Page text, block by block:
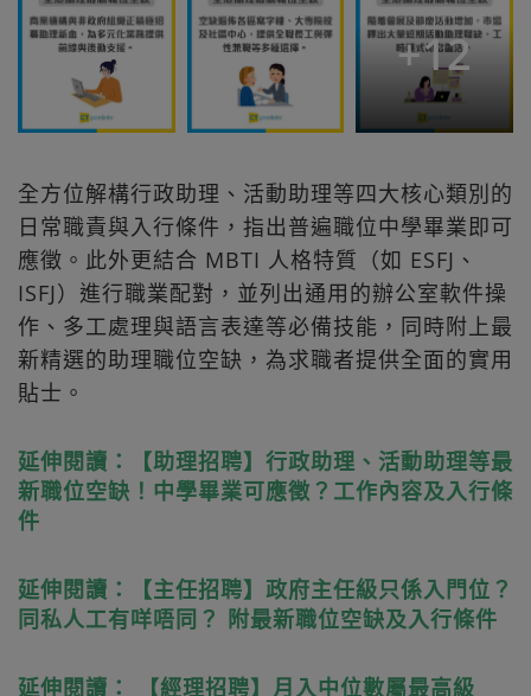
+12
全方位解構行政助理、活動助理等四大核心類別的
日常職責與入行條件，指出普遍職位中學畢業即可
應徵。此外更結合 MBTI 人格特質（如 ESFJ、
ISFJ）進行職業配對，並列出通用的辦公室軟件操
作、多工處理與語言表達等必備技能，同時附上最
新精選的助理職位空缺，為求職者提供全面的實用
貼士。
延伸閱讀：【助理招聘】行政助理、活動助理等最
新職位空缺！中學畢業可應徵？工作內容及入行條
件
延伸閱讀：【主任招聘】政府主任級只係入門位？
同私人工有咩唔同？ 附最新職位空缺及入行條件
延伸閱讀： 【經理招聘】月入中位數屬最高級